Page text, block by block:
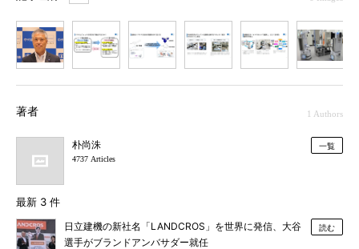
著者 1 Authors
朴尚洙
4737 Articles
一覧
最新 3 件
日立建機の新社名「LANDCROS」を世界に発信、大谷
選手がブランドアンバサダー就任
読む